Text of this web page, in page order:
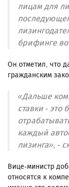
лицам для
брифинге во
Он отметил, что
гражданским
«Дальше
ставки - это
каждый
лизинга», -
Вице-министр
относятся к